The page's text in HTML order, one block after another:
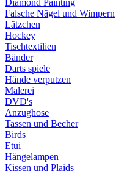
Diamond Painting
Falsche Nägel und Wimpern
Lätzchen
Hockey
Tischtextilien
Bänder
Darts spiele
Hände verputzen
Malerei
DVD's
Anzughose
Tassen und Becher
Birds
Etui
Hängelampen
Kissen und Plaids